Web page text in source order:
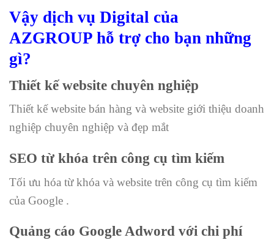
Vậy dịch vụ Digital của
AZGROUP hỗ trợ cho bạn những
gì?
Thiết kế website chuyên nghiệp
Thiết kế website bán hàng và website giới thiệu doanh
nghiệp chuyên nghiệp và đẹp mắt
SEO từ khóa trên công cụ tìm kiếm
Tối ưu hóa từ khóa và website trên công cụ tìm kiếm
của Google .
Quảng cáo Google Adword với chi phí